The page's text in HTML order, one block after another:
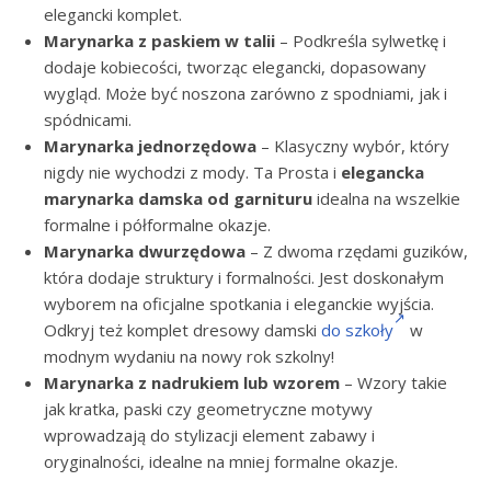
elegancki komplet.
Marynarka z paskiem w talii – Podkreśla sylwetkę i
dodaje kobiecości, tworząc elegancki, dopasowany
wygląd. Może być noszona zarówno z spodniami, jak i
spódnicami.
Marynarka jednorzędowa – Klasyczny wybór, który
nigdy nie wychodzi z mody. Ta Prosta i elegancka
marynarka damska od garnituru idealna na wszelkie
formalne i półformalne okazje.
Marynarka dwurzędowa – Z dwoma rzędami guzików,
która dodaje struktury i formalności. Jest doskonałym
wyborem na oficjalne spotkania i eleganckie wyjścia.
Odkryj też komplet dresowy damski do szkoły
w
modnym wydaniu na nowy rok szkolny!
Marynarka z nadrukiem lub wzorem – Wzory takie
jak kratka, paski czy geometryczne motywy
wprowadzają do stylizacji element zabawy i
oryginalności, idealne na mniej formalne okazje.